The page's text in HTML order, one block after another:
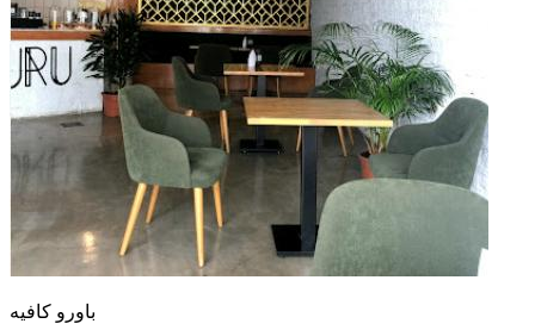
باورو كافيه